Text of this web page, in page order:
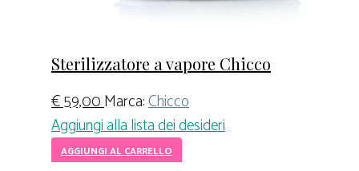
Sterilizzatore a vapore Chicco
€59,00Marca:Chicco
Aggiungi alla lista dei desideri
AGGIUNGI AL CARRELLO